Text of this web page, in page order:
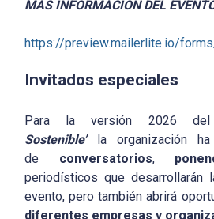
MÁS INFORMACIÓN DEL
https://preview.mailerlite.io/
Invitados especiales
Para la versión 2026 del
Sostenible’la organización ha
de conversatorios,
periodísticos que desarrollarán
evento, pero también abrirá
diferentes empresas y